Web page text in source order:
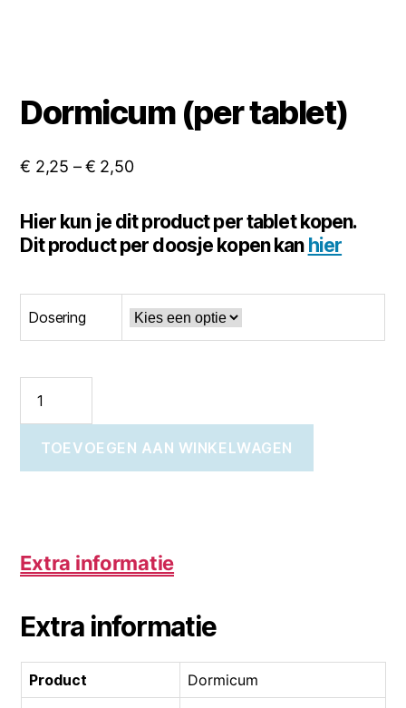
Dormicum (per tablet)
€ 2,25 –€ 2,50
Hier kun je dit product per tablet kopen.
Dit product per doosje kopen kan hier
Dosering
TOEVOEGEN AAN WINKELWAGEN
Extra informatie
Extra informatie
Product
Dormicum